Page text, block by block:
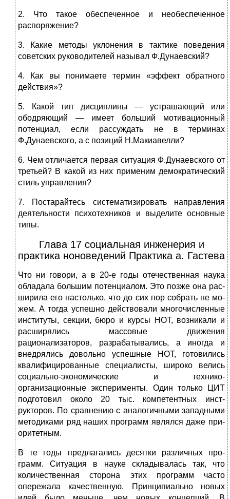
2. Что такое обеспеченное и необеспеченное
распоряжение?
3. Какие методы уклонения в тактике поведения
советских руко­водителей называл Ф.Дунаевский?
4. Как вы понимаете термин «эффект обратного
действия»?
5. Какой тип дисциплины — устрашающий или
ободряющий — имеет больший мотивационный
потенциал, если рассуждать не в терминах
Ф.Дунаевского, а с позиций Н.Макиавелли?
6. Чем отличается первая ситуация Ф.Дунаевского от
третьей? В какой из них применим демократический
стиль управления?
7. Постарайтесь систематизировать направления
деятельности психотехников и выделите основные
типы.
Глава 17 социальная инженерия и
практика ноноведений Практика а. Гастева
Что ни говори, а в 20-е годы отечественная наука
обладала большим потенциалом. Это позже она рас­
ширила его настолько, что до сих пор собрать не мо­
жем. А тогда успешно действовали многочисленные
институты, секции, бюро и курсы НОТ, возникали и
расширялись массовые движения
рационализаторов, разрабатывались, а иногда и
внедрялись довольно ус­пешные НОТ, готовились
квалифицированные специ­алисты, широко велись
социально-экономические и технико-
организационные эксперименты. Один толь­ко ЦИТ
подготовил около 20 тыс. компетентных инст­
рукторов. По сравнению с аналогичными западными
методиками ряд наших программ являлся даже при­
оритетным.
В те годы предлагались десятки различных про­
грамм. Ситуация в науке складывалась так, что
количе­ственная сторона этих программ часто
опережала каче­ственную. Принципиально новых